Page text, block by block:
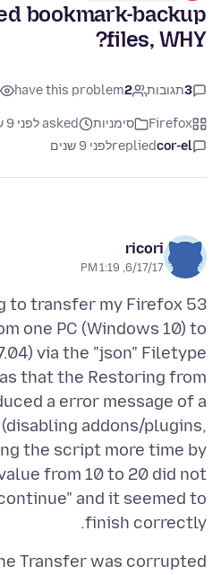
bookmark-backup
files, WHY?
3תגובות 2
have this problem
Firefox סימניות
asked לפני 9 שנים
cor-el
repliedלפני 9 שנים
ricori
6/17/17, 1:19 PM
to transfer my Firefox 53
one PC (Windows 10) to
that the Restoring from
a error message of a
addons/plugins,
the script more time by
from 10 to 20 did not
and it seemed to
finish correctly.
Transfer was corrupted